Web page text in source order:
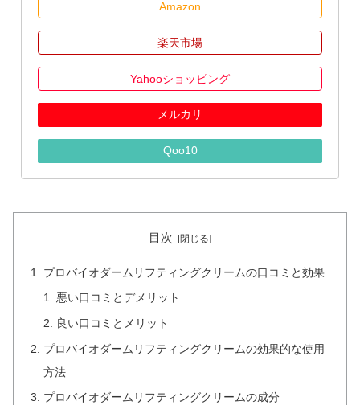
Amazon
楽天市場
Yahooショッピング
メルカリ
Qoo10
目次
プロバイオダームリフティングクリームの口コミと効果
悪い口コミとデメリット
良い口コミとメリット
プロバイオダームリフティングクリームの効果的な使用
方法
プロバイオダームリフティングクリームの成分